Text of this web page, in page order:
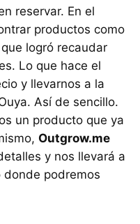
reservar. En el
productos como
que logró recaudar
Lo que hace el
y llevarnos a la
Así de sencillo.
un producto que ya
Outgrow.me
y nos llevará a
podremos